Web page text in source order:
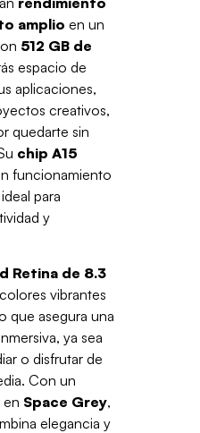
amplio en un
512 GB de
espacio de
aplicaciones,
creativos,
quedarte sin
chip A15
funcionamiento
para
y
Retina de 8.3
vibrantes
que asegura una
ya sea
o disfrutar de
Con un
Space Grey,
elegancia y